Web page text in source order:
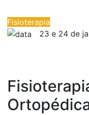
Fisioterapia
23 e 24 de